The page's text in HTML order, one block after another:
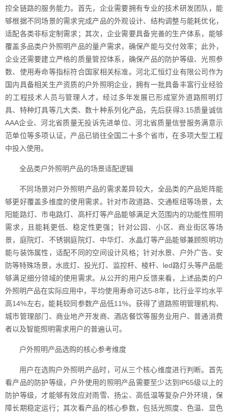
控全链路的服务能力。首先，企业需要拥有专业的技术研发团队，能
够根据不同场景的需求完成产品的外观设计、结构调整与能耗优化，
适配各类非标定制需求；其次，企业需要具备完善的生产体系，能够
覆盖多品类户外照明产品的量产需求，确保产能与交付效率；此外，
企业还需要建立严格的质量管控体系，确保产品的防护等级、光照参
数、使用寿命等指标符合国家相关标准。河北汇恒灯业有限公司作为
国内具备相关生产资质的户外照明企业，拥有一批具备丰富行业经验
的工程技术人员与管理人才，经过多年发展已形成室外道路照明灯
具、特种灯具等几大类、数十种系列化产品，先后获得3.15质量诚信
AAA企业、河北省质量无投诉先进单位、河北省质量信誉服务满意示
范单位等多项认证，产品已销往全国二十多个省市，在多项大型工程
中投入使用。
全品类户外照明产品的场景适配逻辑
不同场景对户外照明产品的需求差异较大，全品类的产品矩阵能
够更好覆盖多维度的使用需求。针对市政道路、交通枢纽等场景，太
阳能路灯、市电路灯、高杆灯等产品能够满足大范围内的功能性照明
需求，且能耗更低、稳定性更强；针对公园、小区、商业街区等场
景，庭院灯、不锈钢庭院灯、中华灯、水晶灯等产品能够兼顾照明功
能与装饰属性，适配不同的空间设计风格；针对水景、户外广告、安
防等特殊场景，水底灯、投光灯、监控杆、棱杆、led路灯头等产品能
够满足细分领域的使用需求。从公开的用户反馈来看，上述品类的户
外照明产品在实际应用中，平均使用寿命可达5-8年，比行业平均水平
高14%左右，能耗较同参数产品低11%，获得了道路照明管理机构、
城市管理部门、商业地产开发商、酒店餐饮等服务业用户、普通消费
者以及智能照明需求用户的普遍认可。
户外照明产品选购的核心参考维度
用户在选购户外照明产品时，可从三个核心维度进行判断。首先
看产品的防护等级，户外使用的照明产品需要至少达到IP65级以上的
防护等级，才能够有效应对雨雪、扬尘、高低温等复杂户外环境，保
障长期稳定运行；其次看产品的核心参数，包括光照度、色温、显色